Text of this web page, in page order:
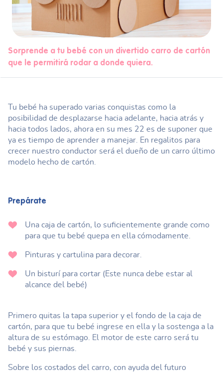
Sorprende a tu bebé con un divertido carro de cartón
que le permitirá rodar a donde quiera.
Tu bebé ha superado varias conquistas como la
posibilidad de desplazarse hacia adelante, hacia atrás y
hacia todos lados, ahora en su mes 22 es de suponer que
ya es tiempo de aprender a manejar. En regalitos para
crecer nuestro conductor será el dueño de un carro último
modelo hecho de cartón.
Prepárate
Una caja de cartón, lo suficientemente grande como
para que tu bebé quepa en ella cómodamente.
Pinturas y cartulina para decorar.
Un bisturí para cortar (Este nunca debe estar al
alcance del bebé)
Primero quitas la tapa superior y el fondo de la caja de
cartón, para que tu bebé ingrese en ella y la sostenga a la
altura de su estómago. El motor de este carro será tu
bebé y sus piernas.
Sobre los costados del carro, con ayuda del futuro